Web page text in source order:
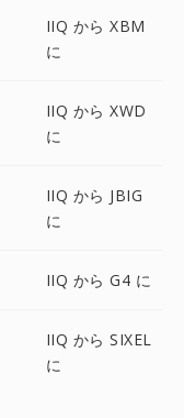
IIQ から XBM
に
IIQ から XWD
に
IIQ から JBIG
に
IIQ から G4 に
IIQ から SIXEL
に